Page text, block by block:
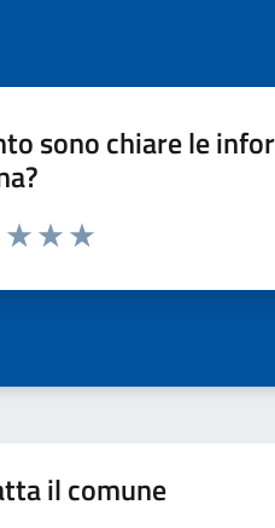
sono chiare le
1 a 5 stelle la pagina
il comune